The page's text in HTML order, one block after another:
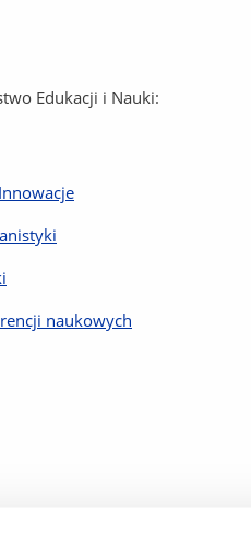
Edukacji i Nauki:
naukowych